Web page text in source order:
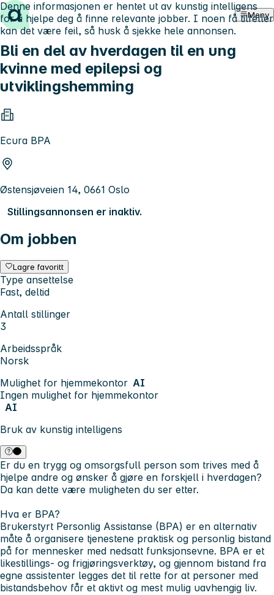
Hopp til innhold Meny
Bli en del av hverdagen til en ung
kvinne med epilepsi og
utviklingshemming
Ecura BPA
Østensjøveien 14, 0661 Oslo
Stillingsannonsen er inaktiv.
Om jobben
Lagre favoritt
Type ansettelse
Fast, deltid
Antall stillinger
3
Arbeidsspråk
Norsk
Mulighet for hjemmekontor AI
Ingen mulighet for hjemmekontor
AI
Bruk av kunstig intelligens
Denne informasjonen er hentet ut av kunstig intelligens
for å hjelpe deg å finne relevante jobber. I noen få tilfeller
kan det være feil, så husk å sjekke hele annonsen.
Er du en trygg og omsorgsfull person som trives med å
hjelpe andre og ønsker å gjøre en forskjell i hverdagen?
Da kan dette være muligheten du ser etter.
Hva er BPA?
Brukerstyrt Personlig Assistanse (BPA) er en alternativ
måte å organisere tjenestene praktisk og personlig bistand
på for mennesker med nedsatt funksjonsevne. BPA er et
likestillings- og frigjøringsverktøy, og gjennom bistand fra
egne assistenter legges det til rette for at personer med
bistandsbehov får et aktivt og mest mulig uavhengig liv.